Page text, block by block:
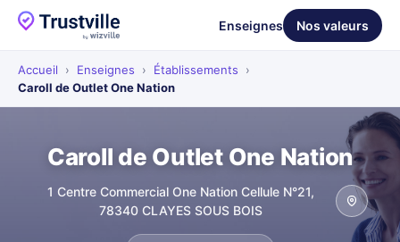
Enseignes Nos valeurs
Accueil › Enseignes › Établissements
›
Caroll de Outlet One Nation
Caroll de Outlet One Nation
1 Centre Commercial One Nation Cellule N°21,
78340 CLAYES SOUS BOIS